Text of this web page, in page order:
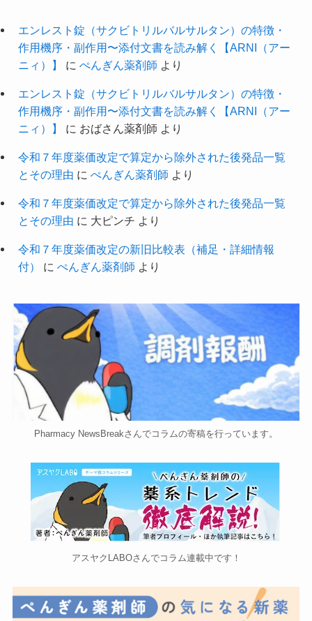
エンレスト錠（サクビトリルバルサルタン）の特徴・
作用機序・副作用〜添付文書を読み解く【ARNI（アー
ニィ）】
に ぺんぎん薬剤師 より
エンレスト錠（サクビトリルバルサルタン）の特徴・
作用機序・副作用〜添付文書を読み解く【ARNI（アー
ニィ）】
に おばさん薬剤師 より
令和７年度薬価改定で算定から除外された後発品一覧
とその理由 に ぺんぎん薬剤師 より
令和７年度薬価改定で算定から除外された後発品一覧
とその理由 に 大ピンチ より
令和７年度薬価改定の新旧比較表（補足・詳細情報
付）
に ぺんぎん薬剤師 より
Pharmacy NewsBreakさんでコラムの寄稿を行っています。
アスヤクLABOさんでコラム連載中です！